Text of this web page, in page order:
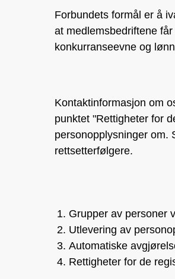
Forbundets formål er å
at medlems­bedriftene
konkurranseevne og
Kontaktinformasjon om
punktet "Rettigheter for
personopplysninger om.
rettsetterfølgere.
Grupper av personer
Utlevering av
Automatiske
Rettigheter for de